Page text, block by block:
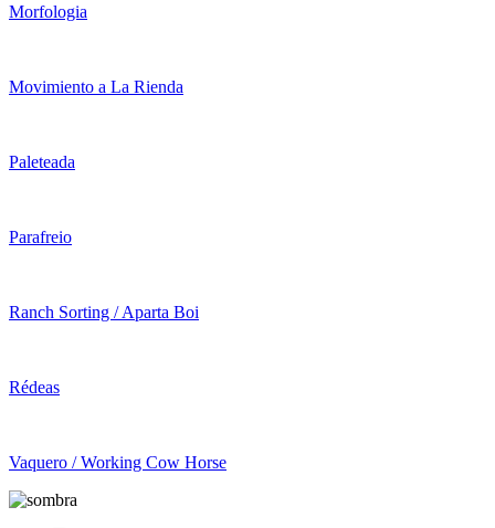
Morfologia
Movimiento a La Rienda
Paleteada
Parafreio
Ranch Sorting / Aparta Boi
Rédeas
Vaquero / Working Cow Horse